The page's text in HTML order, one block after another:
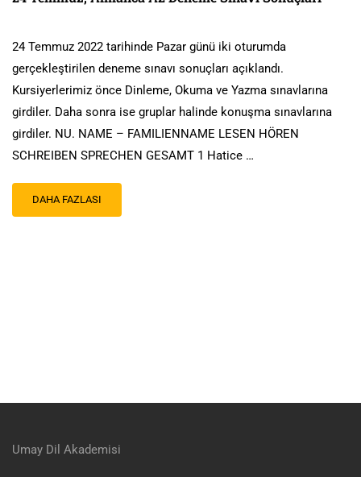
24 Temmuz 2022 tarihinde Pazar günü iki oturumda
gerçekleştirilen deneme sınavı sonuçları açıklandı.
Kursiyerlerimiz önce Dinleme, Okuma ve Yazma sınavlarına
girdiler. Daha sonra ise gruplar halinde konuşma sınavlarına
girdiler. NU. NAME – FAMILIENNAME LESEN HÖREN
SCHREIBEN SPRECHEN GESAMT 1 Hatice …
DAHA FAZLASI
Umay Dil Akademisi